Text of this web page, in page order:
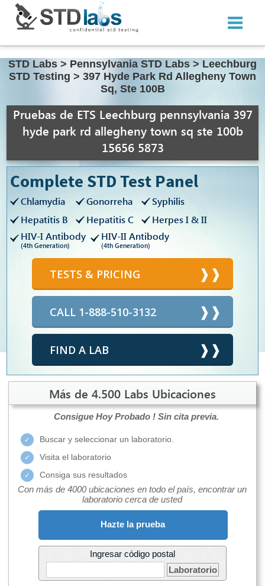
STD Labs > Pennsylvania STD Labs > Leechburg
STD Testing > 397 Hyde Park Rd Allegheny Town
Sq, Ste 100B
Pruebas de ETS Leechburg pennsylvania 397
hyde park rd allegheny town sq ste 100b
15656 5873
Complete STD Test Panel
Chlamydia Gonorreha
Syphilis
Hepatitis B
Hepatitis C
Herpes I & II
HIV-I Antibody
(4th Generation)
HIV-II Antibody
(4th Generation)
TESTS & PRICING
CALL 1-888-510-3132
FIND A LAB
Más de 4.500 Labs Ubicaciones
Consigue Hoy Probado ! Sin cita previa.
Buscar y seleccionar un laboratorio.
Visita el laboratorio
Consiga sus resultados
Con más de 4000 ubicaciones en todo el país, encontrar un
laboratorio cerca de usted
Hazte la prueba
Ingresar código postal
Laboratorio